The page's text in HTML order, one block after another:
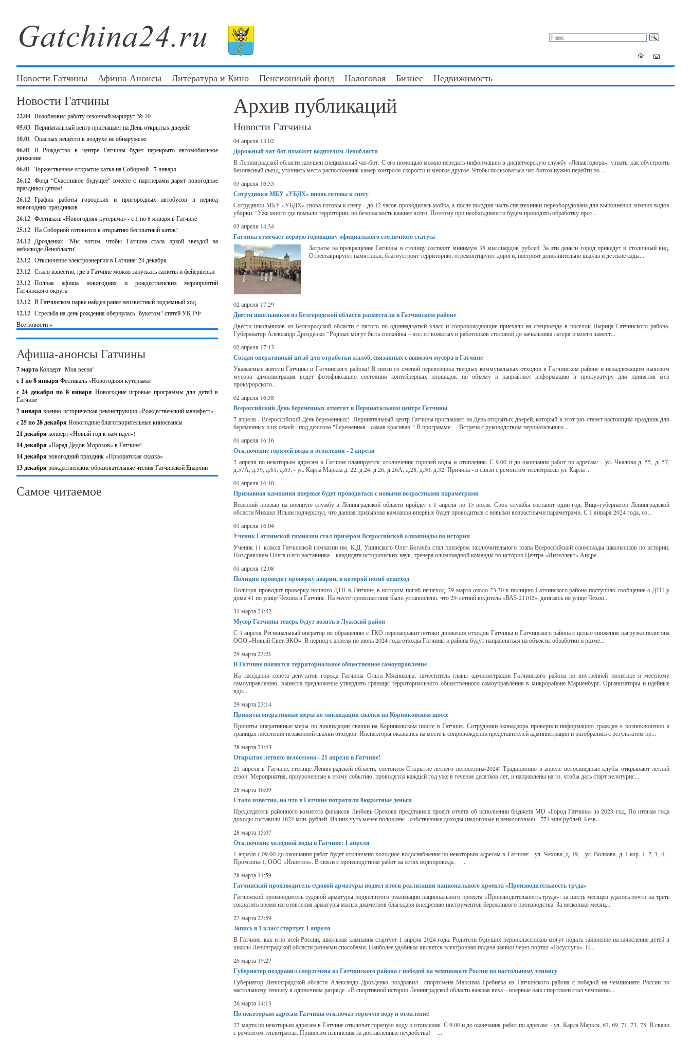
Новости Гатчины Афиша-Анонсы Литература и Кино Пенсионный фонд Налоговая Бизнес Недвижимость
Новости Гатчины
22.04 Возобновил работу сезонный маршрут № 10
05.03 Перинатальный центр приглашает на День открытых дверей!
10.01 Опасных веществ в воздухе не обнаружено
06.01 В Рождество в центре Гатчины будет перекрыто автомобильное
движение
06.01 Торжественное открытие катка на Соборной - 7 января
26.12 Фонд "Счастливое будущее" вместе с партнерами дарят новогодние
праздники детям!
26.12 График работы городских и пригородных автобусов в период
новогодних праздников
26.12 Фестиваль «Новогодняя кутерьма» - с 1 по 8 января в Гатчине
25.12 На Соборной готовится к открытию бесплатный каток!
24.12 Дрозденко: "Мы хотим, чтобы Гатчина стала яркой звездой на
небосводе Ленобласти"
23.12 Отключение электроэнергии в Гатчине: 24 декабря
23.12 Стало известно, где в Гатчине можно запускать салюты и фейерверки
23.12 Полная афиша новогодних и рождественских мероприятий
Гатчинского округа
13.12 В Гатчинском парке найден ранее неизвестный подземный ход
12.12 Стрельба на день рождения обернулась "букетом" статей УК РФ
Все новости »
Афиша-анонсы Гатчины
7 мартаКонцерт "Моя весна"
с 1 по 8 января Фестиваль «Новогодняя кутерьма»
с 24 декабря по 8 января Новогодние игровые программы для детей в
Гатчине
7 января военно-историческая реконструкция «Рождественский манифест»
c 25 по 28 декабря Новогодние благотворительные киносеансы
21 декабря концерт «Новый год к нам идет»!
14 декабря «Парад Дедов Морозов» в Гатчине!
14 декабря новогодний праздник «Приоратская сказка»
13 декабря рождественские образовательные чтения Гатчинской Епархии
Самое читаемое
Архив публикаций
Новости Гатчины
04 апреля 13:02
Дорожный чат-бот поможет водителям Ленобласти
В Ленинградской области запущен специальный чат-бот. С его помощью можно передать информацию в диспетчерскую службу «Ленавтодора», узнать, как обустроить
безопасный съезд, уточнить места расположения камер контроля скорости и многое другое. Чтобы пользоваться чат-ботом нужно перейти по ...
03 апреля 16:33
Сотрудники МБУ «УБДХ» вновь готовы к снегу
Сотрудники МБУ «УБДХ» снова готовы к снегу - до 12 часов проводилась мойка, а после полудня часть спецтехники переоборудована для выполнения зимних видов
уборки. "Уже много где помыли территории, но безопасность важнее всего. Поэтому при необходимости будем проводить обработку прот...
03 апреля 14:34
Гатчина отмечает первую годовщину официального столичного статуса
Затраты на превращение Гатчины в столицу составят минимум 35 миллиардов рублей. За эти деньги город приведут в столичный вид.
Отреставрируют памятники, благоустроят территорию, отремонтируют дороги, построят дополнительно школы и детские сады...
02 апреля 17:29
Двести школьников из Белгородской области разместили в Гатчинском районе
Двести школьников из Белгородской области с пятого по одиннадцатый класс и сопровождающие приехали на спецпоезде в поселок Вырица Гатчинского района.
Губеранатор Александр Дрозденко: "Родные могут быть спокойны – все, от вожатых и работников столовой до начальника лагеря и моего замест...
02 апреля 17:13
Создан оперативный штаб для отработки жалоб, связанных с вывозом мусора в Гатчине
Уважаемые жители Гатчины и Гатчинского района! В связи со сменой перевозчика твердых коммунальных отходов в Гатчинском районе и ненадлежащим вывозом
мусора администрация ведёт фотофиксацию состояния контейнерных площадок по объему и направляет информацию в прокуратуру для принятия мер
прокурорского...
02 апреля 16:38
Всероссийский День беременных отметят в Перинатальном центре Гатчины
7 апреля - Всероссийский День беременных! Перинатальный центр Гатчины приглашает на День открытых дверей, который в этот раз станет настоящим праздник для
беременных и их семей - под девизом "Беременная - самая красивая"! В программе: - Встреча с руководством перинатального ...
01 апреля 16:16
Отключение горячей воды и отопления - 2 апреля
2 апреля по некоторым адресам в Гатчине планируется отключение горячей воды и отопления. С 9.00 и до окончания работ по адресам: - ул. Чкалова д. 55, д. 57,
д.57А, д.59, д.61, д.63; - ул. Карла Маркса д. 22, д.24, д.26, д.26А, д.28, д.30, д.32. Причина - в связи с ремонтом теплотрассы ул. Карла ...
01 апреля 16:10
Призывная кампания впервые будет проводиться с новыми возрастными параметрами
Весенний призыв на военную службу в Ленинградской области пройдет с 1 апреля по 15 июля. Срок службы составит один год. Вице-губернатор Ленинградской
области Михаил Ильин подчеркнул, что данная призывная кампания впервые будет проводиться с новыми возрастными параметрами. С 1 января 2024 года, со...
01 апреля 16:04
Ученик Гатчинской гимназии стал призёром Всероссийской олимпиады по истории
Ученик 11 класса Гатчинской гимназии им. К.Д. Ушинского Олег Богачёв стал призёром заключительного этапа Всероссийской олимпиады школьников по истории.
Поздравляем Олега и его наставника – кандидата исторических наук, тренера олимпиадной команды по истории Центра «Интеллект» Андре...
01 апреля 12:08
Полиция проводит проверку аварии, в которой погиб пешеход
Полиция проводит проверку ночного ДТП в Гатчине, в котором погиб пешеход. 29 марта около 23:30 в полицию Гатчинского района поступило сообщение о ДТП у
дома 41 по улице Чехова в Гатчине. На месте происшествия было установлено, что 29-летний водитель «ВАЗ-21102», двигаясь по улице Чехов...
31 марта 21:42
Мусор Гатчины теперь будут возить в Лужский район
С 1 апреля Региональный оператор по обращению с ТКО перенаправит потоки движения отходов Гатчины и Гатчинского района с целью снижения нагрузки полигона
ООО «Новый Свет ЭКО». В период с апреля по июнь 2024 года отходы Гатчины и района будут направляться на объекты обработки и разме...
29 марта 23:21
В Гатчине появится территориальное общественное самоуправление
На заседании совета депутатов города Гатчины Ольга Мясникова, заместитель главы администрации Гатчинского района по внутренней политике и местному
самоуправлению, вынесла предложение утвердить границы территориального общественного самоуправления в микрорайоне Мариенбург. Организаторы и идейные
вдо...
29 марта 23:14
Приняты оперативные меры по ликвидации свалки на Корпиковском шоссе
Приняты оперативные меры по ликвидации свалки на Корпиковском шоссе в Гатчине. Сотрудники эконадзора проверили информацию граждан о возникновении в
границах поселения незаконной свалки отходов. Инспекторы оказались на месте в сопровождении представителей администрации и разобрались с результатом пр...
28 марта 21:43
Открытие летнего велосезона - 21 апреля в Гатчине!
21 апреля в Гатчине, столице Ленинградской области, состоится Открытие летнего велосезона-2024! Традиционно в апреле велосипедные клубы открывают летний
сезон. Мероприятия, приуроченные к этому событию, проводятся каждый год уже в течение десятков лет, и направлены на то, чтобы дать старт велотурис...
28 марта 16:09
Стало известно, на что в Гатчине потратили бюджетные деньги
Председатель районного комитета финансов Любовь Орехова представила проект отчета об исполнении бюджета МО «Город Гатчина» за 2023 год. По итогам года
доходы составили 1624 млн. рублей. Из них чуть менее половины - собственные доходы (налоговые и неналоговые) - 771 млн рублей. Безв...
28 марта 15:07
Отключение холодной воды в Гатчине: 1 апреля
1 апреля с 09.00 до окончания работ будет отключено холодное водоснабжение по некоторым адресам в Гатчине: - ул. Чехова, д. 19, - ул. Волкова, д. 1 кор. 1, 2, 3, 4, -
Промзона-1, ООО «Инветон». В связи с производством работ на сетях водопровода. ...
28 марта 14:59
Гатчинский производитель судовой арматуры подвел итоги реализации национального проекта «Производительность труда»
Гатчинский производитель судовой арматуры подвел итоги реализации национального проекта «Производительность труда»: за шесть месяцев удалось почти на треть
сократить время изготовления арматуры малых диаметров благодаря внедрению инструментов бережливого производства. За несколько месяц...
27 марта 23:59
Запись в 1 класс стартует 1 апреля
В Гатчине, как и по всей России, школьная кампания стартует 1 апреля 2024 года. Родители будущих первоклассников могут подать заявление на зачисление детей в
школы Ленинградской области разными способами. Наиболее удобным является электронная подача заявки через портал «Госуслуги». П...
26 марта 19:27
Губернатор поздравил спортсмена из Гатчинского района с победой на чемпионате России по настольному теннису
Губернатор Ленинградской области Александр Дрозденко поздравил спортсмена Максима Гребнева из Гатчинского района с победой на чемпионате России по
настольному теннису в одиночном разряде. «В спортивной истории Ленинградской области важная веха – впервые наш спортсмен стал чемпионо...
26 марта 14:13
По некоторым адресам Гатчины отключат горячую воду и отопление
27 марта по некоторым адресам в Гатчине отключат горячую воду и отопление. С 9.00 и до окончания работ по адресам: - ул. Карла Маркса, 67, 69, 71, 73, 75. В связи
с ремонтом теплотрассы. Приносим извинения за доставленные неудобства! ...